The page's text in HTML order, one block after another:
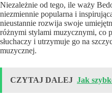
Niezależnie od tego, ile waży
niezmiennie popularna i
nieustannie rozwija swoje
różnymi stylami muzycznymi, co
słuchaczy i utrzymuje go na
muzycznej.
CZYTAJ DALEJ Jak